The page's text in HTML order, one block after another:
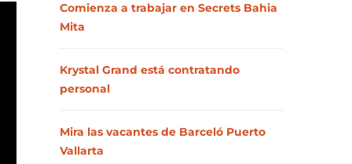
Comienza a trabajar en Secrets Bahia
Mita
Krystal Grand está contratando
personal
Mira las vacantes de Barceló Puerto
Vallarta